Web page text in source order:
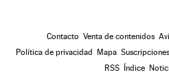
Contacto Venta de contenidos
Política de privacidad
Mapa
RSS
Índice